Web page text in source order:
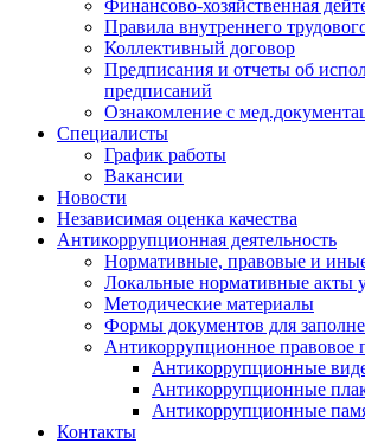
Финансово-хозяйственная
Правила внутреннего
Коллективный договор
Предписания и отчеты об
предписаний
Ознакомление с
Специалисты
График работы
Вакансии
Новости
Независимая оценка качества
Антикоррупционная деятельность
Нормативные, правовые и
Локальные нормативные акты
Методические материалы
Формы документов для
Антикоррупционное правовое
Антикоррупционные
Антикоррупционные
Антикоррупционные
Контакты